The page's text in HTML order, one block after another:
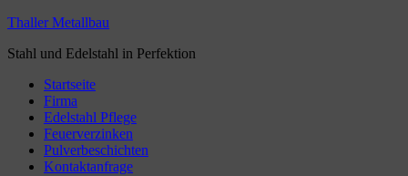
Thaller Metallbau
Stahl und Edelstahl in Perfektion
Startseite
Firma
Edelstahl Pflege
Feuerverzinken
Pulverbeschichten
Kontaktanfrage